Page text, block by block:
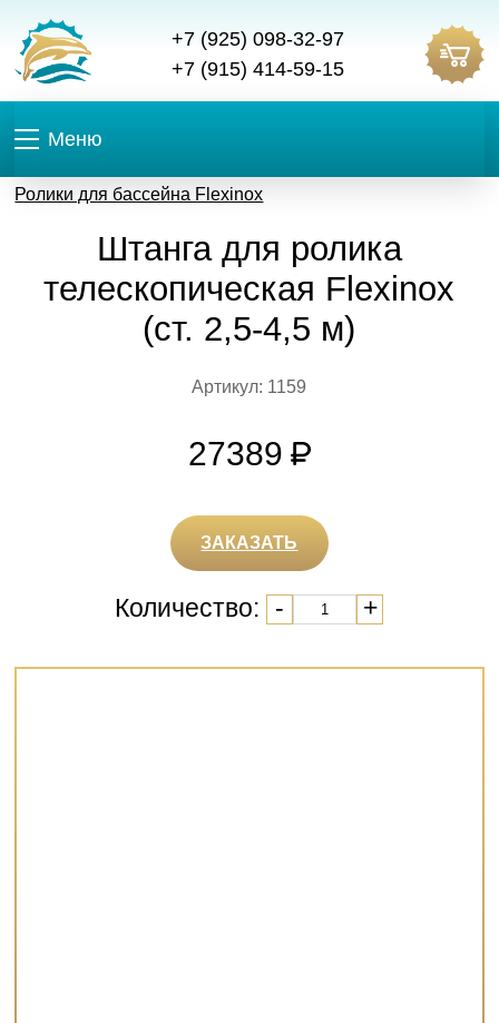
+7 (925) 098-32-97
+7 (915) 414-59-15
Меню
Ролики для бассейна Flexinox
Штанга для ролика
телескопическая Flexinox
(ст. 2,5-4,5 м)
Артикул: 1159
27389
ЗАКАЗАТЬ
Количество: - +